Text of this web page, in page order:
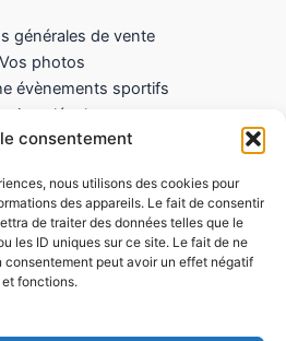
consentement
nous utilisons des cookies pour
des appareils. Le fait de consentir
de traiter des données telles que le
les ID uniques sur ce site. Le fait de ne
consentement peut avoir un effet négatif
fonctions.
générales de vente
Vos photos
évènements sportifs
légales
de cookies (UE)